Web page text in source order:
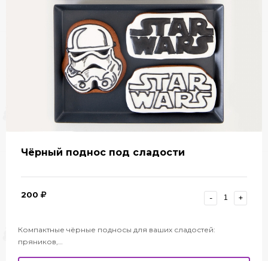
Чёрный поднос под сладости
200 - +
Компактные чёрные подносы для ваших сладостей:
пряников,…